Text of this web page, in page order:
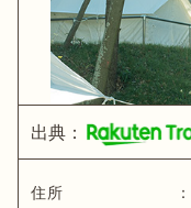
出典：
住所 ：